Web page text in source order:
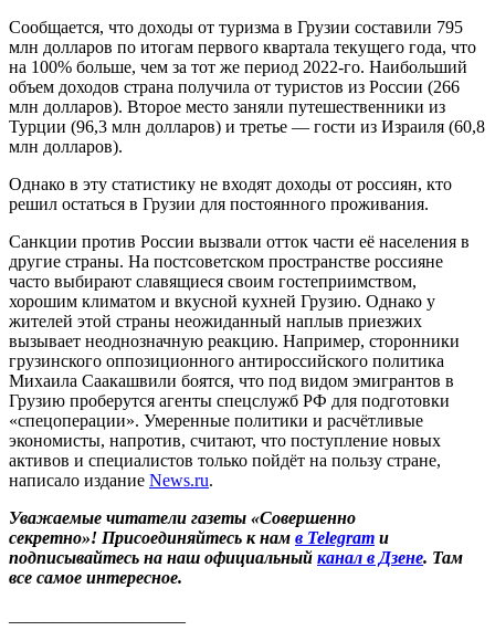
Сообщается, что доходы от туризма в Грузии составили 795
млн долларов по итогам первого квартала текущего года, что
на 100% больше, чем за тот же период 2022-го. Наибольший
объем доходов страна получила от туристов из России (266
млн долларов). Второе место заняли путешественники из
Турции (96,3 млн долларов) и третье — гости из Израиля (60,8
млн долларов).
Однако в эту статистику не входят доходы от россиян, кто
решил остаться в Грузии для постоянного проживания.
Санкции против России вызвали отток части её населения в
другие страны. На постсоветском пространстве россияне
часто выбирают славящиеся своим гостеприимством,
хорошим климатом и вкусной кухней Грузию. Однако у
жителей этой страны неожиданный наплыв приезжих
вызывает неоднозначную реакцию. Например, сторонники
грузинского оппозиционного антироссийского политика
Михаила Саакашвили боятся, что под видом эмигрантов в
Грузию проберутся агенты спецслужб РФ для подготовки
«спецоперации». Умеренные политики и расчётливые
экономисты, напротив, считают, что поступление новых
активов и специалистов только пойдёт на пользу стране,
написало издание News.ru.
Уважаемые читатели газеты «Совершенно
секретно»! Присоединяйтесь к нам в Telegram и
подписывайтесь на наш официальный канал в Дзене. Там
все самое интересное.